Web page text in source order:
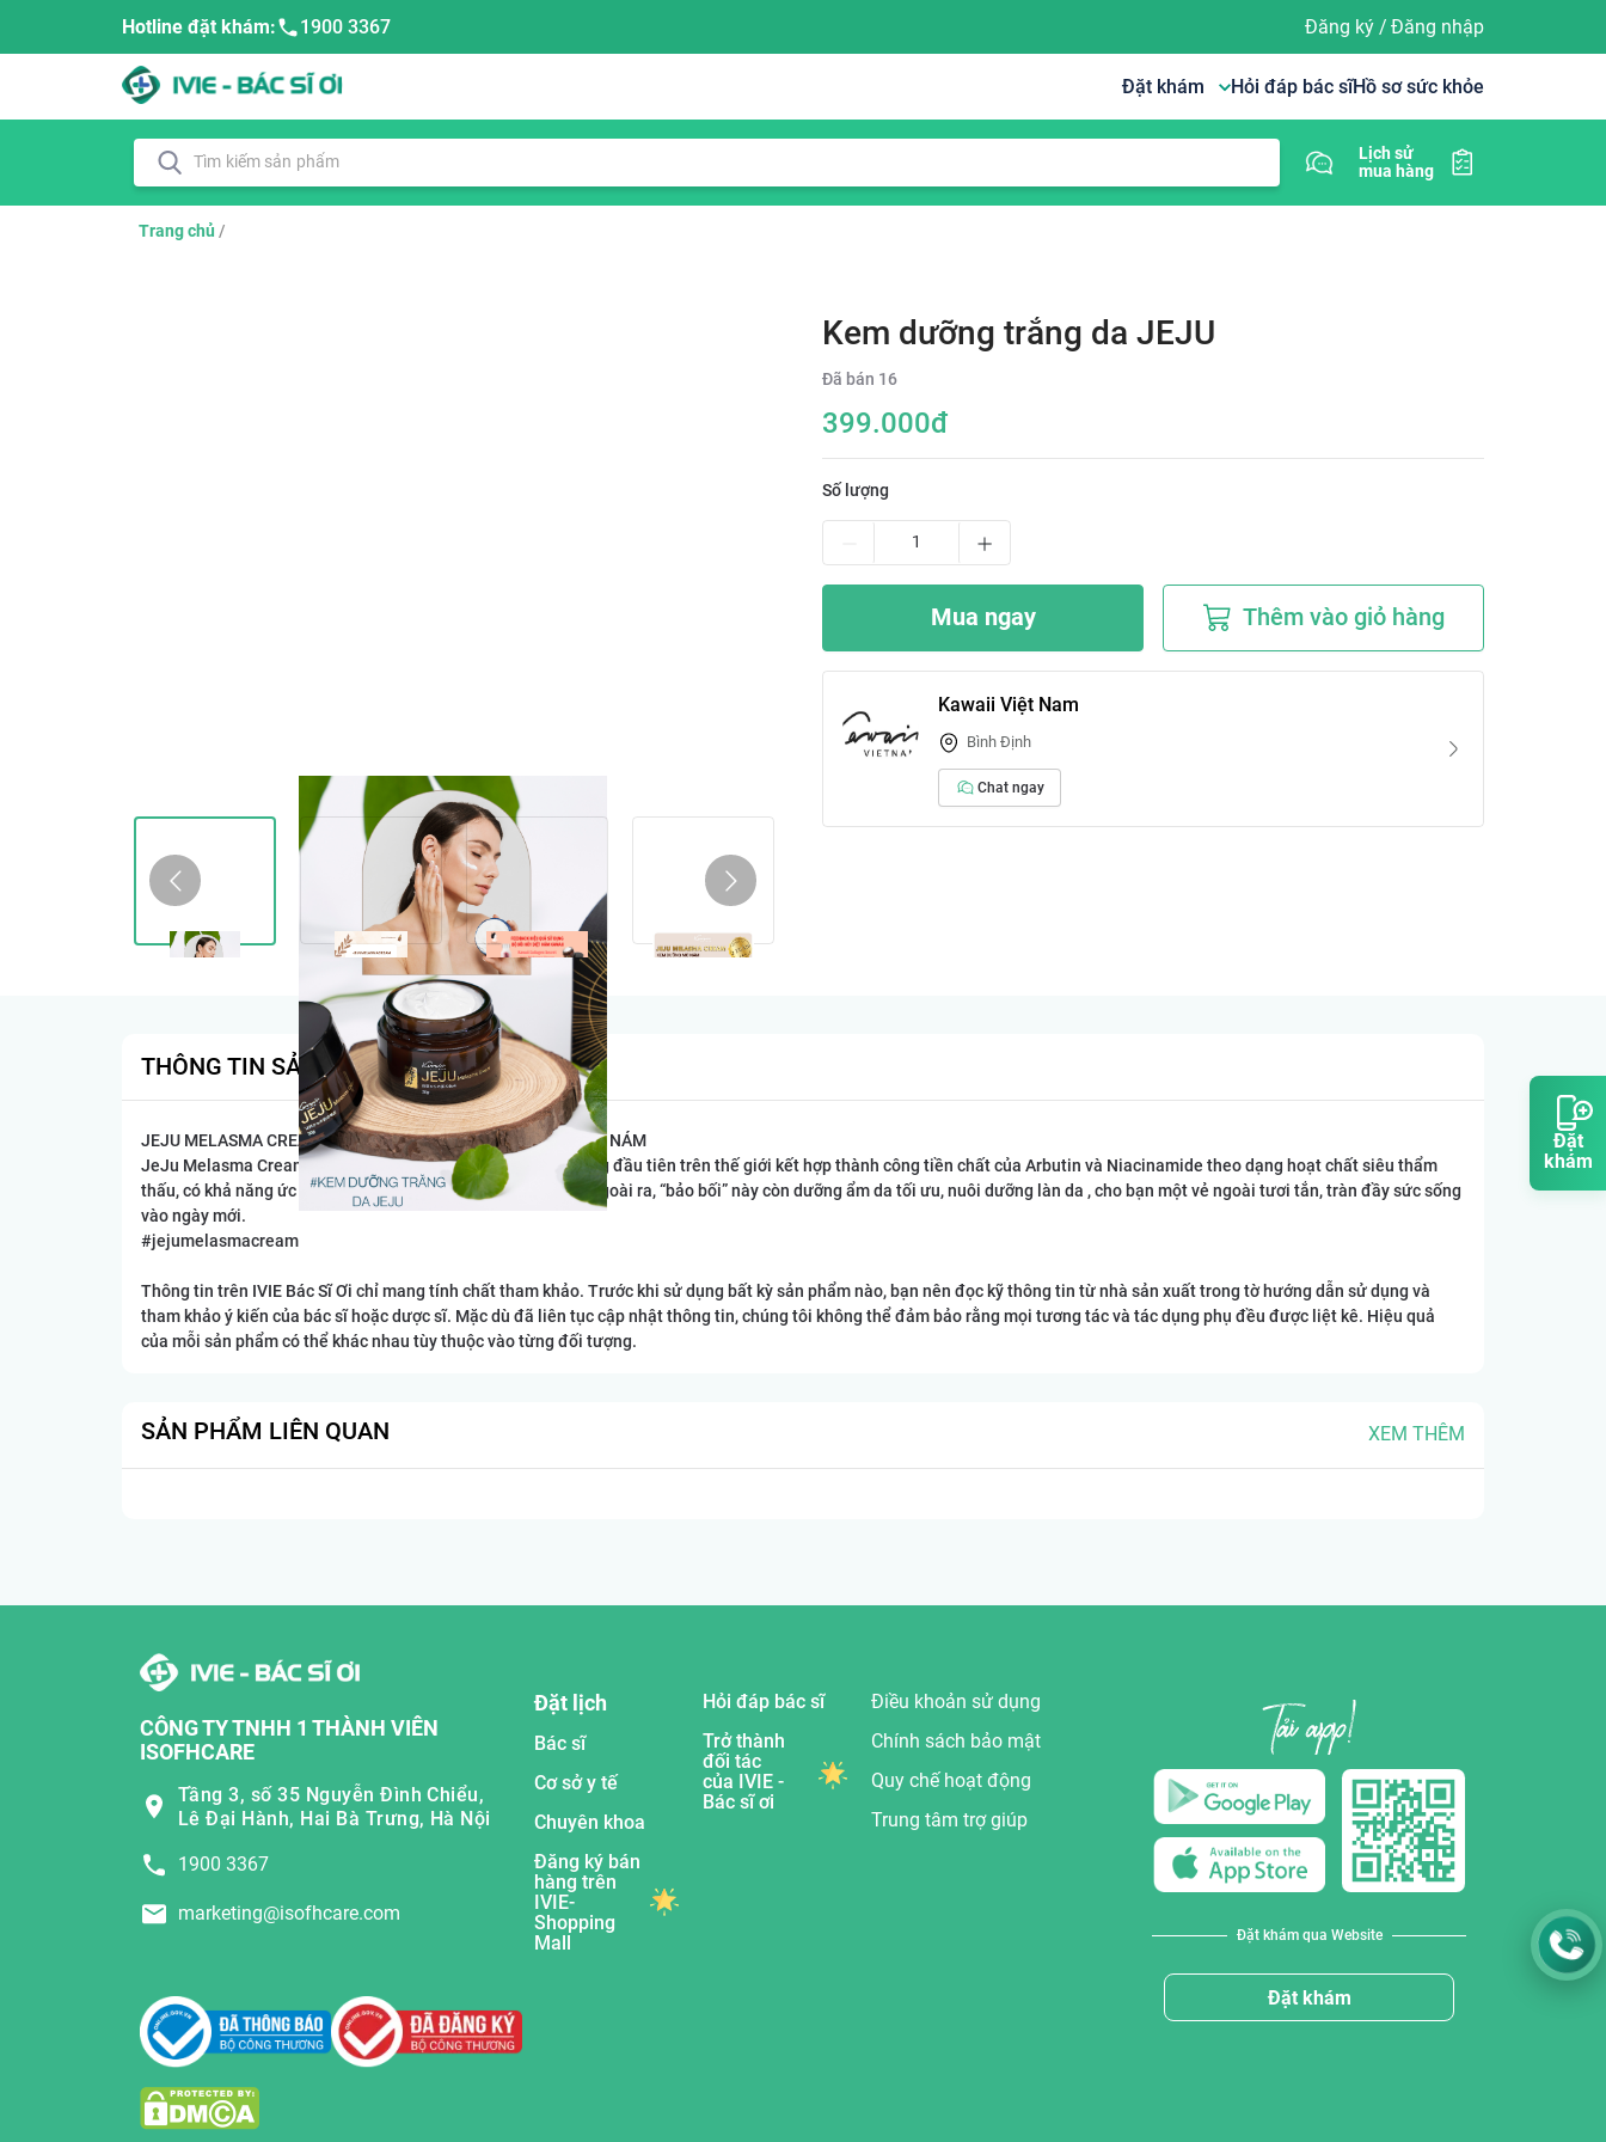
Đặt
khám
Hotline đặt khám: 1900 3367 Đăng ký/ Đăng nhập
Đặt khám Hỏi đáp bác sĩHồ sơ sức khỏe
Lịch sử
mua hàng
Trang chủ /
Kem dưỡng trắng da JEJU
Đã bán 16
399.000đ
Số lượng
Mua ngay Thêm vào giỏ hàng
Kawaii Việt Nam
Bình Định
Chat ngay
THÔNG TIN SẢN PHẨM
JEJU MELASMA CREAM - “Chìa khóa” LÀM SÁNG DA, MỜ SẠM NÁM
JeJu Melasma Cream là dòng siêu mỹ phẩm trị nám làm trắng đầu tiên trên thế giới kết hợp thành công tiền chất của Arbutin và Niacinamide theo dạng hoạt chất siêu thẩm
thấu, có khả năng ức chế hắc sắc tố gây sạm, giúp mờ nám. Ngoài ra, “bảo bối” này còn dưỡng ẩm da tối ưu, nuôi dưỡng làn da , cho bạn một vẻ ngoài tươi tắn, tràn đầy sức sống
vào ngày mới.
#jejumelasmacream
Thông tin trên IVIE Bác Sĩ Ơi chỉ mang tính chất tham khảo. Trước khi sử dụng bất kỳ sản phẩm nào, bạn nên đọc kỹ thông tin từ nhà sản xuất trong tờ hướng dẫn sử dụng và
tham khảo ý kiến của bác sĩ hoặc dược sĩ. Mặc dù đã liên tục cập nhật thông tin, chúng tôi không thể đảm bảo rằng mọi tương tác và tác dụng phụ đều được liệt kê. Hiệu quả
của mỗi sản phẩm có thể khác nhau tùy thuộc vào từng đối tượng.
SẢN PHẨM LIÊN QUAN XEM THÊM
CÔNG TY TNHH 1 THÀNH VIÊN
ISOFHCARE
Tầng 3, số 35 Nguyễn Đình Chiểu,
Lê Đại Hành, Hai Bà Trưng, Hà Nội
1900 3367
marketing@isofhcare.com
Đặt lịch
Bác sĩ
Cơ sở y tế
Chuyên khoa
Đăng ký bán
hàng trên
IVIE-
Shopping
Mall
Hỏi đáp bác sĩ
Trở thành
đối tác
của IVIE -
Bác sĩ ơi
Điều khoản sử dụng
Chính sách bảo mật
Quy chế hoạt động
Trung tâm trợ giúp
Đặt khám qua Website
Đặt khám